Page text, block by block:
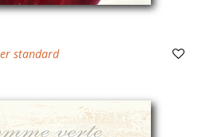
standard